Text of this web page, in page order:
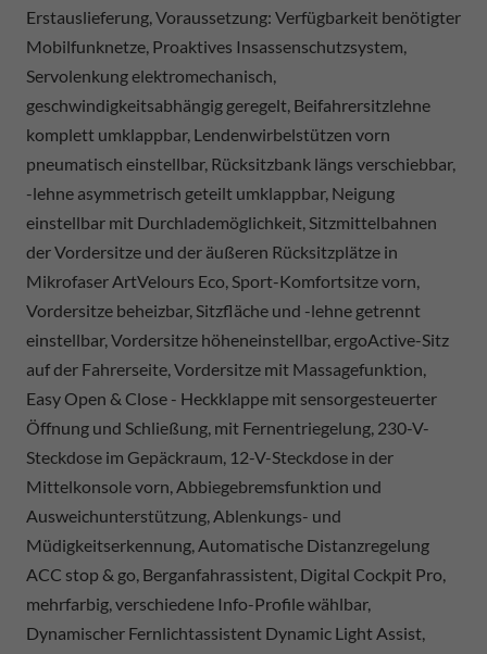
Erstauslieferung, Voraussetzung: Verfügbarkeit benötigter
Mobilfunknetze, Proaktives Insassenschutzsystem,
Servolenkung elektromechanisch,
geschwindigkeitsabhängig geregelt, Beifahrersitzlehne
komplett umklappbar, Lendenwirbelstützen vorn
pneumatisch einstellbar, Rücksitzbank längs verschiebbar,
-lehne asymmetrisch geteilt umklappbar, Neigung
einstellbar mit Durchlademöglichkeit, Sitzmittelbahnen
der Vordersitze und der äußeren Rücksitzplätze in
Mikrofaser ArtVelours Eco, Sport-Komfortsitze vorn,
Vordersitze beheizbar, Sitzfläche und -lehne getrennt
einstellbar, Vordersitze höheneinstellbar, ergoActive-Sitz
auf der Fahrerseite, Vordersitze mit Massagefunktion,
Easy Open & Close - Heckklappe mit sensorgesteuerter
Öffnung und Schließung, mit Fernentriegelung, 230-V-
Steckdose im Gepäckraum, 12-V-Steckdose in der
Mittelkonsole vorn, Abbiegebremsfunktion und
Ausweichunterstützung, Ablenkungs- und
Müdigkeitserkennung, Automatische Distanzregelung
ACC stop & go, Berganfahrassistent, Digital Cockpit Pro,
mehrfarbig, verschiedene Info-Profile wählbar,
Dynamischer Fernlichtassistent Dynamic Light Assist,